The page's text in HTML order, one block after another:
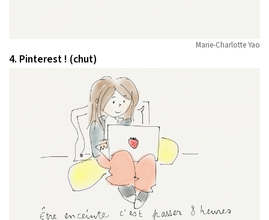
Marie-Charlotte Yao
4. Pinterest ! (chut)